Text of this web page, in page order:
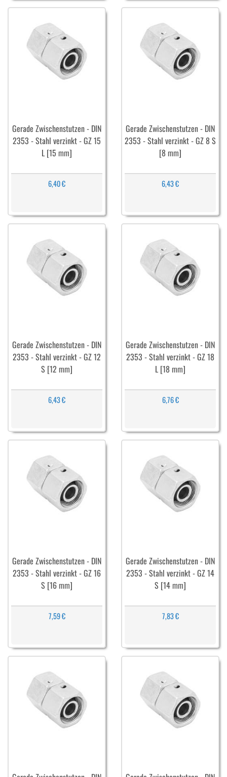
Gerade Zwischenstutzen - DIN
2353 - Stahl verzinkt - GZ 15
L [15 mm]
6,40 €
Gerade Zwischenstutzen - DIN
2353 - Stahl verzinkt - GZ 8 S
[8 mm]
6,43 €
Gerade Zwischenstutzen - DIN
2353 - Stahl verzinkt - GZ 12
S [12 mm]
6,43 €
Gerade Zwischenstutzen - DIN
2353 - Stahl verzinkt - GZ 18
L [18 mm]
6,76 €
Gerade Zwischenstutzen - DIN
2353 - Stahl verzinkt - GZ 16
S [16 mm]
7,59 €
Gerade Zwischenstutzen - DIN
2353 - Stahl verzinkt - GZ 14
S [14 mm]
7,83 €